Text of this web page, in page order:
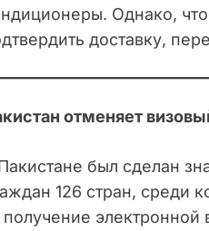
Однако,
доставку,
отменяет
был сделан
126 стран, среди
получение